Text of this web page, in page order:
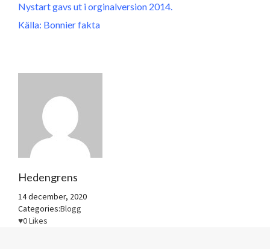
Nystart gavs ut i orginalversion 2014.
Källa: Bonnier fakta
Hedengrens
14 december, 2020
Categories:Blogg
0Likes